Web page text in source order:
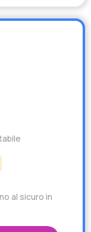
al sicuro in